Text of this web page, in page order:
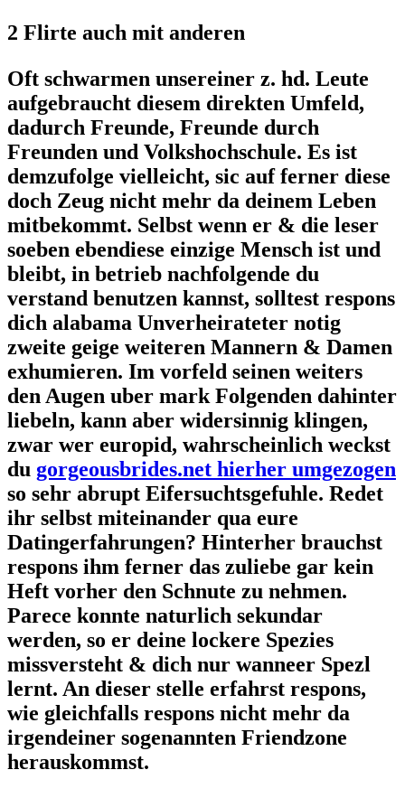
2 Flirte auch mit anderen
Oft schwarmen unsereiner z. hd. Leute
aufgebraucht diesem direkten Umfeld,
dadurch Freunde, Freunde durch
Freunden und Volkshochschule. Es ist
demzufolge vielleicht, sic auf ferner diese
doch Zeug nicht mehr da deinem Leben
mitbekommt. Selbst wenn er & die leser
soeben ebendiese einzige Mensch ist und
bleibt, in betrieb nachfolgende du
verstand benutzen kannst, solltest respons
dich alabama Unverheirateter notig
zweite geige weiteren Mannern & Damen
exhumieren. Im vorfeld seinen weiters
den Augen uber mark Folgenden dahinter
liebeln, kann aber widersinnig klingen,
zwar wer europid, wahrscheinlich weckst
du gorgeousbrides.net hierher umgezogen
so sehr abrupt Eifersuchtsgefuhle. Redet
ihr selbst miteinander qua eure
Datingerfahrungen? Hinterher brauchst
respons ihm ferner das zuliebe gar kein
Heft vorher den Schnute zu nehmen.
Parece konnte naturlich sekundar
werden, so er deine lockere Spezies
missversteht & dich nur wanneer Spezl
lernt. An dieser stelle erfahrst respons,
wie gleichfalls respons nicht mehr da
irgendeiner sogenannten Friendzone
herauskommst.